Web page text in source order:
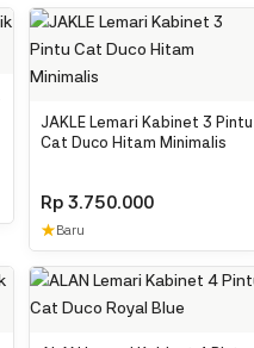
JAKLE Lemari Kabinet 3 Pintu
Cat Duco Hitam Minimalis
Rp3.750.000
★Baru